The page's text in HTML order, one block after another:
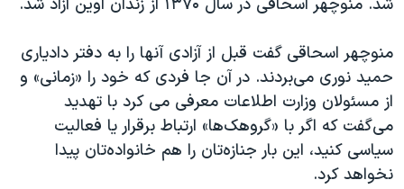
شد. منوچهر اسحاقی در سال ۱۳۷۰ از زندان اوین آزاد شد.
منوچهر اسحاقی گفت قبل از آزادی آنها را به دفتر دادیاری
حمید نوری می‌بردند. در آن جا فردی که خود را «زمانی» و
از مسئولان وزارت اطلاعات معرفی می کرد با تهدید
می‌گفت که اگر با «گروهک‌ها» ارتباط برقرار یا فعالیت
سیاسی کنید، این بار جنازه‌تان را هم خانواده‌تان پیدا
نخواهد کرد.